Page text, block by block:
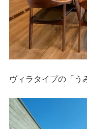
ヴィラタイプの「う